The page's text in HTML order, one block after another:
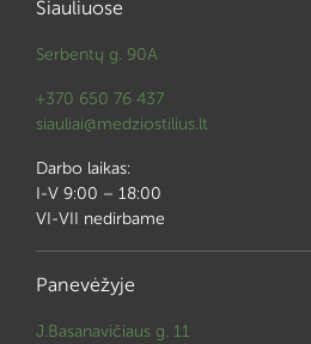
Šiauliuose
Serbentų g. 90A
+370 650 76 437
siauliai@medziostilius.lt
Darbo laikas:
I-V 9:00 – 18:00
VI-VII nedirbame
Panevėžyje
J.Basanavičiaus g. 11